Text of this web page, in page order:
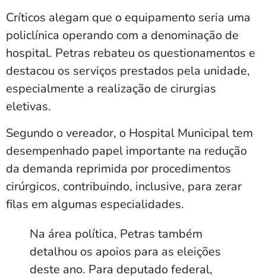
Críticos alegam que o equipamento seria uma
policlínica operando com a denominação de
hospital. Petras rebateu os questionamentos e
destacou os serviços prestados pela unidade,
especialmente a realização de cirurgias
eletivas.
Segundo o vereador, o Hospital Municipal tem
desempenhado papel importante na redução
da demanda reprimida por procedimentos
cirúrgicos, contribuindo, inclusive, para zerar
filas em algumas especialidades.
Na área política, Petras também
detalhou os apoios para as eleições
deste ano. Para deputado federal,